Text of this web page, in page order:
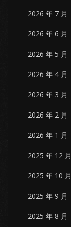
2026 年 7 月
2026 年 6 月
2026 年 5 月
2026 年 4 月
2026 年 3 月
2026 年 2 月
2026 年 1 月
2025 年 12 月
2025 年 10 月
2025 年 9 月
2025 年 8 月